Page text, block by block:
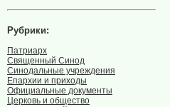
Рубрики:
Патриарх
Священный Синод
Синодальные учреждения
Епархии и приходы
Официальные документы
Церковь и общество